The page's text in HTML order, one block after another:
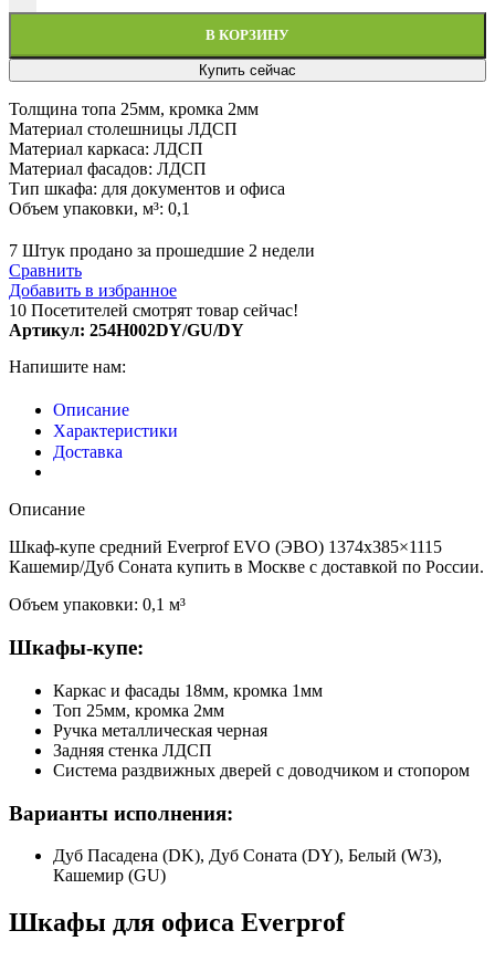
В КОРЗИНУ
Купить сейчас
Толщина топа 25мм, кромка 2мм
Материал столешницы ЛДСП
Материал каркаса: ЛДСП
Материал фасадов: ЛДСП
Тип​​ шкафа: для документов и офиса
Объем упаковки, м³: 0,1
7 Штук продано за прошедшие 2 недели
Сравнить
Добавить в избранное
10 Посетителей смотрят товар сейчас!
Артикул: 254H002DY/GU/DY
Напишите нам:
Описание
Характеристики
Доставка
Описание
Шкаф-купе средний Everprof EVO (ЭВО) 1374х385×1115
Кашемир/Дуб Соната купить в Москве с доставкой по России.
Объем упаковки: 0,1 м³
Шкафы-купе:
Каркас и фасады 18мм, кромка 1мм
Топ 25мм, кромка 2мм
Ручка металлическая черная
Задняя стенка ЛДСП
Система раздвижных дверей с доводчиком и стопором
Варианты исполнения:
Дуб Пасадена (DK), Дуб Соната (DY), Белый (W3),
Кашемир (GU)
Шкафы для офиса Everprof